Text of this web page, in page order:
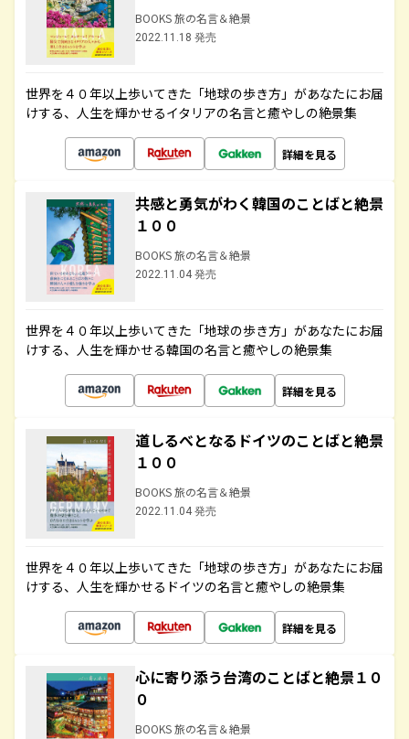
BOOKS 旅の名言＆絶景
2022.11.18 発売
世界を４０年以上歩いてきた「地球の歩き方」があなたにお届
けする、人生を輝かせるイタリアの名言と癒やしの絶景集
詳細を見る
共感と勇気がわく韓国のことばと絶景
１００
BOOKS 旅の名言＆絶景
2022.11.04 発売
世界を４０年以上歩いてきた「地球の歩き方」があなたにお届
けする、人生を輝かせる韓国の名言と癒やしの絶景集
詳細を見る
道しるべとなるドイツのことばと絶景
１００
BOOKS 旅の名言＆絶景
2022.11.04 発売
世界を４０年以上歩いてきた「地球の歩き方」があなたにお届
けする、人生を輝かせるドイツの名言と癒やしの絶景集
詳細を見る
心に寄り添う台湾のことばと絶景１０
０
BOOKS 旅の名言＆絶景